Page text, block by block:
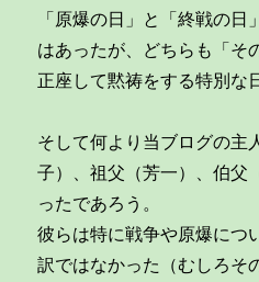
「原爆の日」と「終戦の
はあったが、どちらも「そ
正座して黙祷をする特別な
そして何より当ブログの主
子）、祖父（芳一）、伯父
ったであろう。
彼らは特に戦争や原爆につ
訳ではなかった（むしろそ